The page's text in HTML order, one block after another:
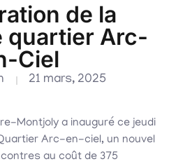
de la
quartier Arc-
Ciel
21 mars, 2025
Montjoly a inauguré ce jeudi
Arc-en-ciel, un nouvel
au coût de 375